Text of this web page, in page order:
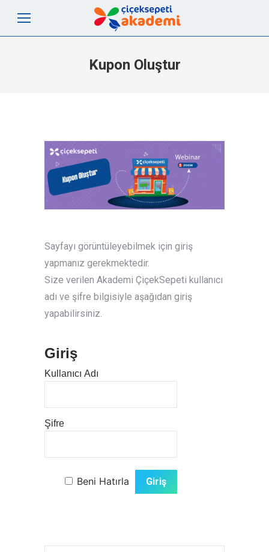
Kupon Oluştur
Sayfayı görüntüleyebilmek için giriş
yapmanız gerekmektedir.
Size verilen Akademi ÇiçekSepeti kullanıcı
adı ve şifre bilgisiyle aşağıdan giriş
yapabilirsiniz.
Giriş
Kullanıcı Adı
Şifre
Beni Hatırla